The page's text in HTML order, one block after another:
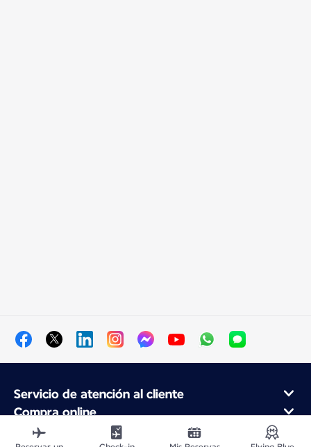
Servicio de atención al cliente
Compra online
Programa de fidelidad y socios